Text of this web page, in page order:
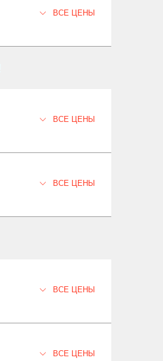
ВСЕ ЦЕНЫ
ВСЕ ЦЕНЫ
ВСЕ ЦЕНЫ
ВСЕ ЦЕНЫ
ВСЕ ЦЕНЫ